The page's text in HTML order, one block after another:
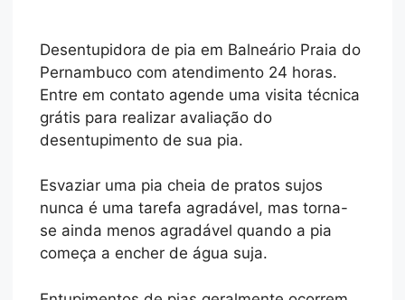
Desentupidora de pia em Balneário Praia do
Pernambuco com atendimento 24 horas.
Entre em contato agende uma visita técnica
grátis para realizar avaliação do
desentupimento de sua pia.
Esvaziar uma pia cheia de pratos sujos
nunca é uma tarefa agradável, mas torna-
se ainda menos agradável quando a pia
começa a encher de água suja.